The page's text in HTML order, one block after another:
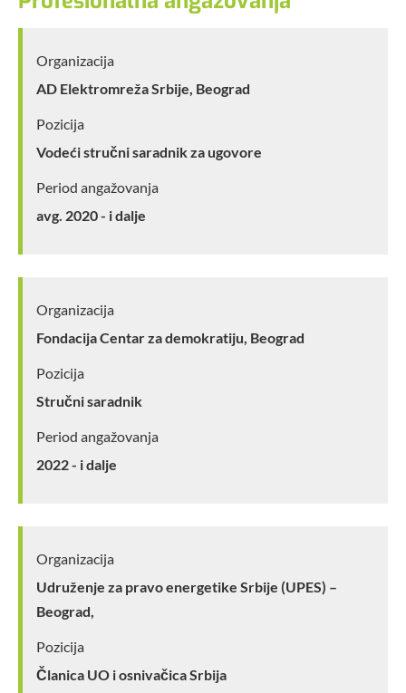
Organizacija
AD Elektromreža Srbije, Beograd
Pozicija
Vodeći stručni saradnik za ugovore
Period angažovanja
avg. 2020 - i dalje
Organizacija
Fondacija Centar za demokratiju, Beograd
Pozicija
Stručni saradnik
Period angažovanja
2022 - i dalje
Organizacija
Udruženje za pravo energetike Srbije (UPES) –
Beograd,
Pozicija
Članica UO i osnivačica Srbija